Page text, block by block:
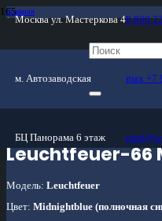
Москва ул. Мастеркова 4
м. Автозаводская
БЦ Панорама 6 этаж
8 800
max +7
Главная
/
Мужские куртки
Leuchtfeuer-66 Midnightblue
Leuchtfeuer-66
Модель: Leuchtfeuer
Цвет: Midnightblue (полночная